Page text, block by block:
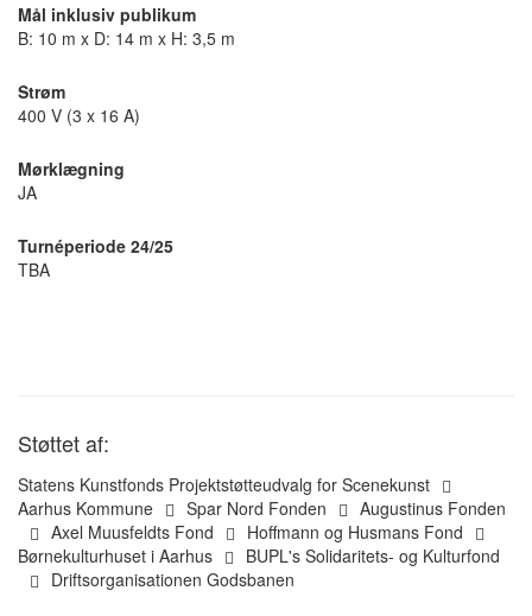
Mål inklusiv publikum
B: 10 m x D: 14 m x H: 3,5 m
Strøm
400 V (3 x 16 A)
Mørklægning
JA
Turnéperiode 24/25
TBA
Støttet af:
Statens Kunstfonds Projektstøtteudvalg for Scenekunst
Aarhus Kommune
Spar Nord Fonden
Augustinus Fonden
Axel Muusfeldts Fond
Hoffmann og Husmans Fond
Børnekulturhuset i Aarhus
BUPL's Solidaritets- og Kulturfond
Driftsorganisationen Godsbanen